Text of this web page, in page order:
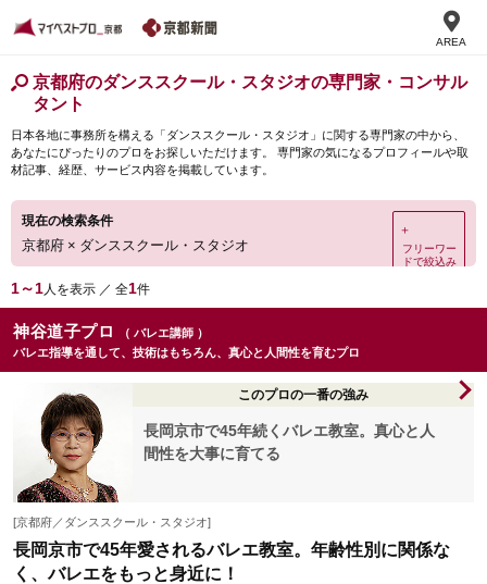
AREA
京都府のダンススクール・スタジオの専門家・コンサル
タント
日本各地に事務所を構える「ダンススクール・スタジオ」に関する専門家の中から、
あなたにぴったりのプロをお探しいただけます。 専門家の気になるプロフィールや取
材記事、経歴、サービス内容を掲載しています。
現在の検索条件
京都府 × ダンススクール・スタジオ
＋
フリーワー
ドで絞込み
1～1人を表示 ／ 全1件
神谷道子プロ
（ バレエ講師 ）
バレエ指導を通して、技術はもちろん、真心と人間性を育むプロ
このプロの一番の強み
長岡京市で45年続くバレエ教室。真心と人
間性を大事に育てる
[京都府／ダンススクール・スタジオ]
長岡京市で45年愛されるバレエ教室。年齢性別に関係な
く、バレエをもっと身近に！